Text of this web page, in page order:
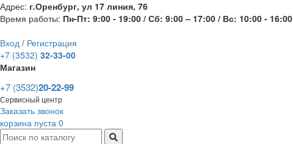
Адрес: г.Оренбург, ул 17 линия, 76
Время работы: Пн-Пт: 9:00 - 19:00 / Сб: 9:00 – 17:00 / Вс: 10:00 - 16:00
Вход / Регистрация
+7 (3532) 32-33-00
Магазин
+7 (3532)20-22-99
Сервисный центр
Заказать звонок
корзина пуста 0